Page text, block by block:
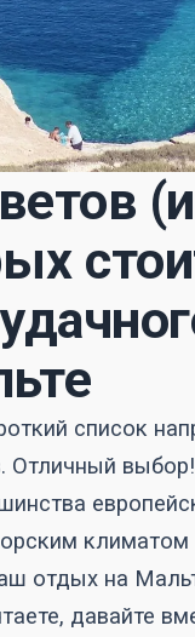
список
Отличный
климатом
отдых на
давайте